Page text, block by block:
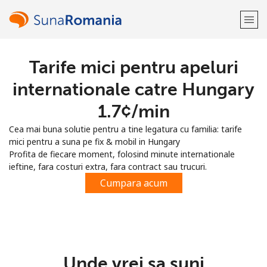
Bine-ai venit!
Inregistreaza-te cu
Tarife mici pentru apeluri
internationale catre Hungary
⁦1.7¢⁩/min
Cea mai buna solutie pentru a tine legatura cu familia: tarife
mici pentru a suna pe fix & mobil in Hungary
Profita de fiecare moment, folosind minute internationale
ieftine, fara costuri extra, fara contract sau trucuri.
Cumpara acum